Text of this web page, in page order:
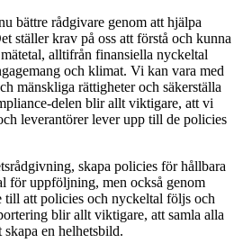
bättre rådgivare genom att hjälpa
ställer krav på oss att förstå och kunna
alltifrån finansiella nyckeltal
och klimat. Vi kan vara med
mänskliga rättigheter och säkerställa
delen blir allt viktigare, att vi
leverantörer lever upp till de policies
skapa policies för hållbara
för uppföljning, men också genom
till att policies och nyckeltal följs och
blir allt viktigare, att samla alla
en helhetsbild.